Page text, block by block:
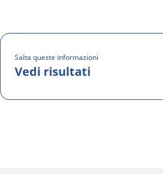
Salta queste informazioni
Vedi risultati